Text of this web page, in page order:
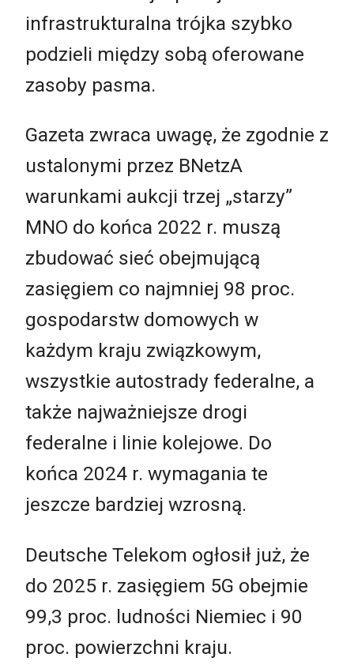
infrastrukturalna trójka szybko
podzieli między sobą oferowane
zasoby pasma.
Gazeta zwraca uwagę, że zgodnie z
ustalonymi przez BNetzA
warunkami aukcji trzej „starzy”
MNO do końca 2022 r. muszą
zbudować sieć obejmującą
zasięgiem co najmniej 98 proc.
gospodarstw domowych w
każdym kraju związkowym,
wszystkie autostrady federalne, a
także najważniejsze drogi
federalne i linie kolejowe. Do
końca 2024 r. wymagania te
jeszcze bardziej wzrosną.
Deutsche Telekom ogłosił już, że
do 2025 r. zasięgiem 5G obejmie
99,3 proc. ludności Niemiec i 90
proc. powierzchni kraju.